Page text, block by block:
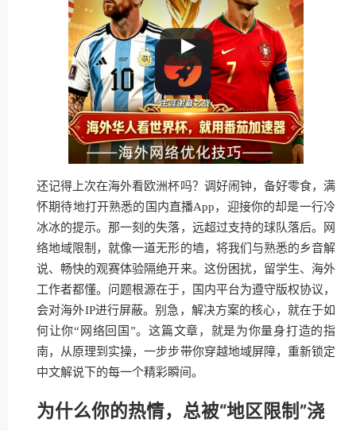
还记得上次在海外看欧洲杯吗？调好闹钟，备好零食，满
怀期待地打开熟悉的国内直播App，迎接你的却是一行冷
冰冰的提示。那一刻的失落，远超过支持的球队落后。网
络地域限制，就像一道无形的墙，将我们与熟悉的乡音解
说、畅快的观赛体验隔绝开来。这份困扰，留学生、海外
工作者都懂。问题根源在于，国内平台为遵守版权协议，
会对海外IP进行屏蔽。别急，解决方案的核心，就在于如
何让你“网络回国”。这篇文章，就是为你量身打造的指
南，从原理到实操，一步步带你穿越地域屏障，重新锁定
中文解说下的每一个精彩瞬间。
为什么你的热情，总被“地区限制”浇